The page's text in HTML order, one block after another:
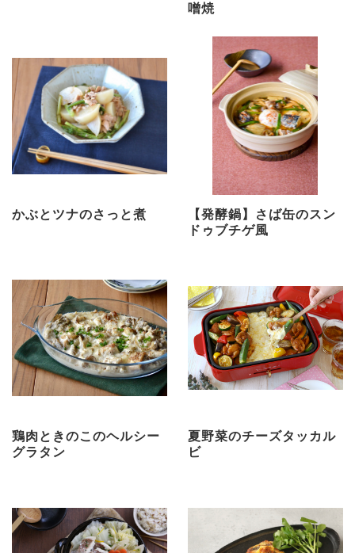
噌焼
かぶとツナのさっと煮
【発酵鍋】さば缶のスン
ドゥブチゲ風
鶏肉ときのこのヘルシー
グラタン
夏野菜のチーズタッカル
ビ